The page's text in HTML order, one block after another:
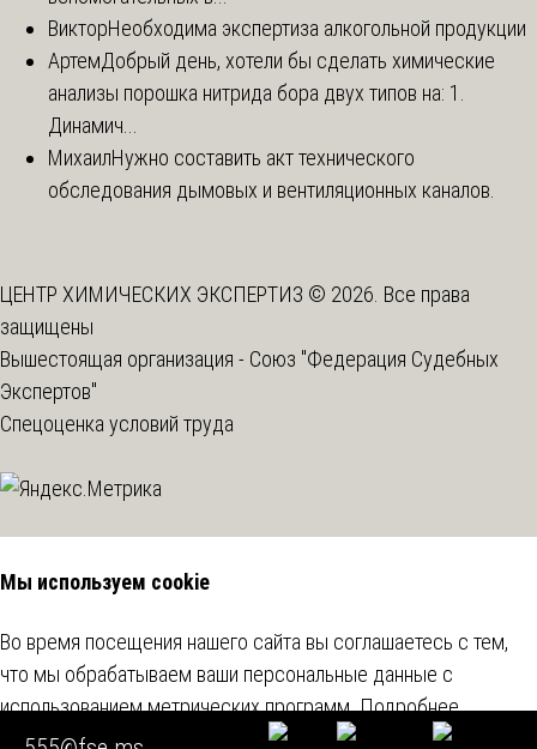
ВикторНеобходима экспертиза алкогольной продукции
АртемДобрый день, хотели бы сделать химические
анализы порошка нитрида бора двух типов на: 1.
Динамич...
МихаилНужно составить акт технического
обследования дымовых и вентиляционных каналов.
ЦЕНТР ХИМИЧЕСКИХ ЭКСПЕРТИЗ © 2026. Все права
защищены
Вышестоящая организация - Союз "Федерация Судебных
Экспертов"
Спецоценка условий труда
Мы используем cookie
Во время посещения нашего сайта вы соглашаетесь с тем,
что мы обрабатываем ваши персональные данные с
использованием метрических программ.Подробнее